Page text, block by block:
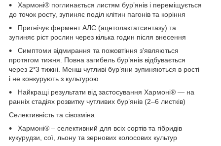
Хармоні® поглинається листям бур’янів і переміщується
до точок росту, зупиняє поділ клітин пагонів та коріння
Пригнічує фермент АЛС (ацетолактатсинтазу) та
зупиняє ріст рослин через кілька годин після внесення
Симптоми відмирання та пожовтіння з'являються
протягом тижня. Повна загибель бур’янів відбувається
через 2*3 тижні. Менш чутливі бур’яни зупиняються в рості
і не конкурують з культурою
Найкращі результати від застосування Хармоні® — на
ранніх стадіях розвитку чутливих бур’янів (2–6 листків)
Селективність та сівозміна
Хармоні® – селективний для всіх сортів та гібридів
кукурудзи, сої, льону та зернових колосових культур